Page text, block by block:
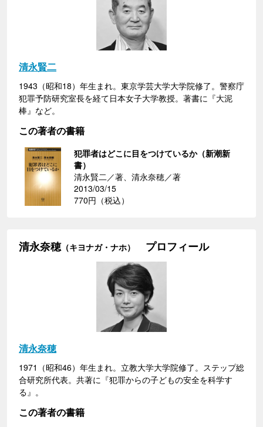
清永賢二
1943（昭和18）年生まれ。東京学芸大学大学院修了。警察庁
犯罪予防研究室長を経て日本女子大学教授。著書に『大泥
棒』など。
この著者の書籍
犯罪者はどこに目をつけているか（新潮新
書）
清永賢二／著、清永奈穂／著
2013/03/15
770円（税込）
清永奈穂（キヨナガ・ナホ） プロフィール
清永奈穂
1971（昭和46）年生まれ。立教大学大学院修了。ステップ総
合研究所代表。共著に『犯罪からの子どもの安全を科学す
る』。
この著者の書籍